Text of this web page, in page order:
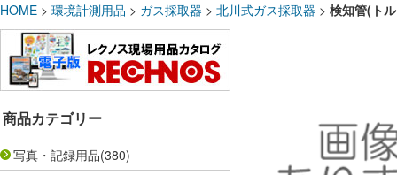
HOME > 環境計測用品 > ガス採取器 > 北川式ガス採取器 > 検知管(ト
商品カテゴリー
写真・記録用品(380)